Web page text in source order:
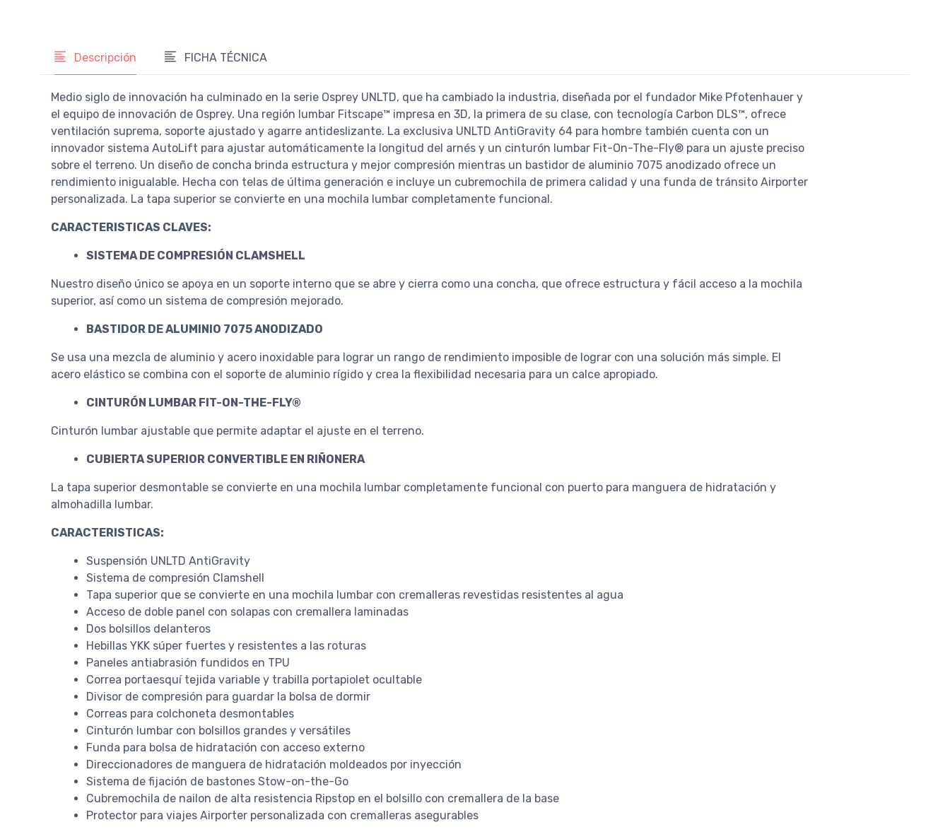
Descripción FICHA TÉCNICA
Medio siglo de innovación ha culminado en la serie Osprey UNLTD, que ha cambiado la industria, diseñada por el fundador Mike Pfotenhauer y
el equipo de innovación de Osprey. Una región lumbar Fitscape™ impresa en 3D, la primera de su clase, con tecnología Carbon DLS™, ofrece
ventilación suprema, soporte ajustado y agarre antideslizante. La exclusiva UNLTD AntiGravity 64 para hombre también cuenta con un
innovador sistema AutoLift para ajustar automáticamente la longitud del arnés y un cinturón lumbar Fit-On-The-Fly® para un ajuste preciso
sobre el terreno. Un diseño de concha brinda estructura y mejor compresión mientras un bastidor de aluminio 7075 anodizado ofrece un
rendimiento inigualable. Hecha con telas de última generación e incluye un cubremochila de primera calidad y una funda de tránsito Airporter
personalizada. La tapa superior se convierte en una mochila lumbar completamente funcional.
CARACTERISTICAS CLAVES:
SISTEMA DE COMPRESIÓN CLAMSHELL
Nuestro diseño único se apoya en un soporte interno que se abre y cierra como una concha, que ofrece estructura y fácil acceso a la mochila
superior, así como un sistema de compresión mejorado.
BASTIDOR DE ALUMINIO 7075 ANODIZADO
Se usa una mezcla de aluminio y acero inoxidable para lograr un rango de rendimiento imposible de lograr con una solución más simple. El
acero elástico se combina con el soporte de aluminio rígido y crea la flexibilidad necesaria para un calce apropiado.
CINTURÓN LUMBAR FIT-ON-THE-FLY®
Cinturón lumbar ajustable que permite adaptar el ajuste en el terreno.
CUBIERTA SUPERIOR CONVERTIBLE EN RIÑONERA
La tapa superior desmontable se convierte en una mochila lumbar completamente funcional con puerto para manguera de hidratación y
almohadilla lumbar.
CARACTERISTICAS:
Suspensión UNLTD AntiGravity
Sistema de compresión Clamshell
Tapa superior que se convierte en una mochila lumbar con cremalleras revestidas resistentes al agua
Acceso de doble panel con solapas con cremallera laminadas
Dos bolsillos delanteros
Hebillas YKK súper fuertes y resistentes a las roturas
Paneles antiabrasión fundidos en TPU
Correa portaesquí tejida variable y trabilla portapiolet ocultable
Divisor de compresión para guardar la bolsa de dormir
Correas para colchoneta desmontables
Cinturón lumbar con bolsillos grandes y versátiles
Funda para bolsa de hidratación con acceso externo
Direccionadores de manguera de hidratación moldeados por inyección
Sistema de fijación de bastones Stow-on-the-Go
Cubremochila de nailon de alta resistencia Ripstop en el bolsillo con cremallera de la base
Protector para viajes Airporter personalizada con cremalleras asegurables